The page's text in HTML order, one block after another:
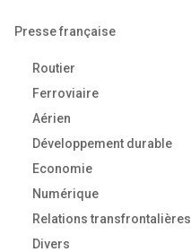
Presse française
Routier
Ferroviaire
Aérien
Développement durable
Economie
Numérique
Relations transfrontalières
Divers